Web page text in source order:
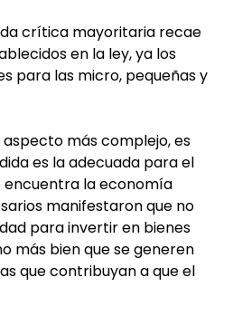
crítica mayoritaria recae
en la ley, ya los
para las micro, pequeñas y
aspecto más complejo, es
es la adecuada para el
encuentra la economía
manifestaron que no
para invertir en bienes
más bien que se generen
que contribuyan a que el